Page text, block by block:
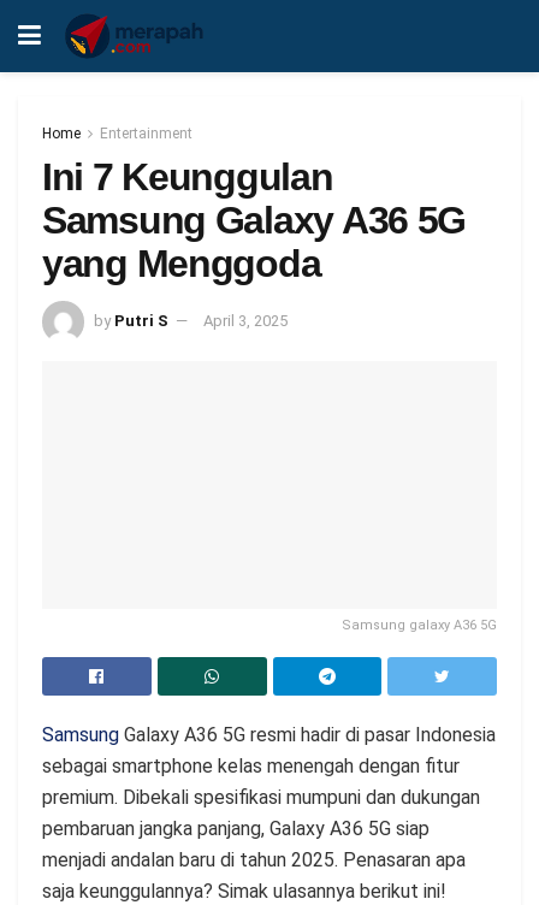
Home Entertainment
Ini 7 Keunggulan
Samsung Galaxy A36 5G
yang Menggoda
by Putri S April 3, 2025
Samsung galaxy A36 5G
Samsung Galaxy A36 5G resmi hadir di pasar Indonesia
sebagai smartphone kelas menengah dengan fitur
premium. Dibekali spesifikasi mumpuni dan dukungan
pembaruan jangka panjang, Galaxy A36 5G siap
menjadi andalan baru di tahun 2025. Penasaran apa
saja keunggulannya? Simak ulasannya berikut ini!